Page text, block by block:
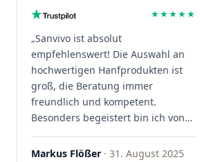
★★★★★
„Sanvivo ist absolut
empfehlenswert! Die Auswahl an
hochwertigen Hanfprodukten ist
groß, die Beratung immer
freundlich und kompetent.
Besonders begeistert bin ich von
der schnellen Rezeptannahme –
alles läuft unkompliziert und
Markus Flößer · 31. August 2025